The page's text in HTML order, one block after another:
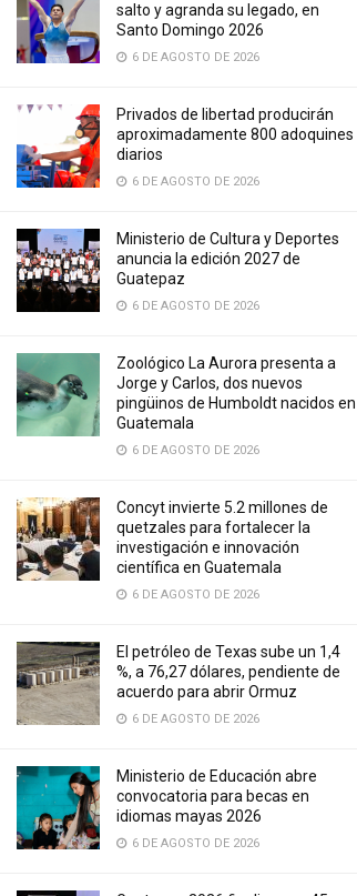
salto y agranda su legado, en
Santo Domingo 2026
6 DE AGOSTO DE 2026
Privados de libertad producirán
aproximadamente 800 adoquines
diarios
6 DE AGOSTO DE 2026
Ministerio de Cultura y Deportes
anuncia la edición 2027 de
Guatepaz
6 DE AGOSTO DE 2026
Zoológico La Aurora presenta a
Jorge y Carlos, dos nuevos
pingüinos de Humboldt nacidos en
Guatemala
6 DE AGOSTO DE 2026
Concyt invierte 5.2 millones de
quetzales para fortalecer la
investigación e innovación
científica en Guatemala
6 DE AGOSTO DE 2026
El petróleo de Texas sube un 1,4
%, a 76,27 dólares, pendiente de
acuerdo para abrir Ormuz
6 DE AGOSTO DE 2026
Ministerio de Educación abre
convocatoria para becas en
idiomas mayas 2026
6 DE AGOSTO DE 2026